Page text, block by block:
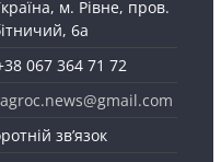
м. Рівне, пров.
6а
067 364 71 72
agroc.news@gmail.com
зв’язок